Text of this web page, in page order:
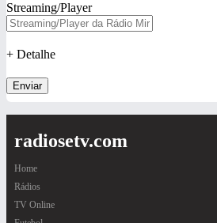
Streaming/Player
+ Detalhe
Enviar
radiosetv.com
Home
Rádios
TV Online